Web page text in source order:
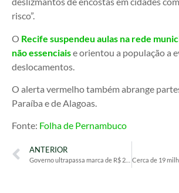
risco”.
O Recife suspendeu aulas na rede
não essenciaise orientou a população a
deslocamentos.
O alerta vermelho também abrange
Paraíba e de Alagoas.
Fonte: Folha de Pernambuco
ANTERIOR